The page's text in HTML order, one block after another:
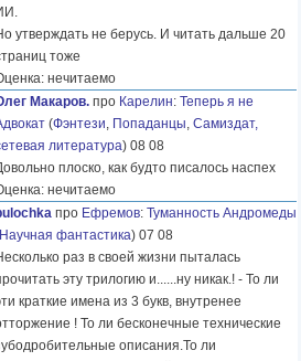
утверждать не берусь. И читать дальше 20
тоже
нечитаемо
Макаров. про Карелин: Теперь я не
(Фэнтези, Попаданцы, Самиздат,
литература) 08 08
плоско, как будто писалось наспех
нечитаемо
про Ефремов: Туманность Андромеды
Научная фантастика) 07 08
раз в своей жизни пыталась
эту трилогию и......ну никак.! - То ли
краткие имена из 3 букв, внутренее
! То ли бесконечные технические
описания.То ли